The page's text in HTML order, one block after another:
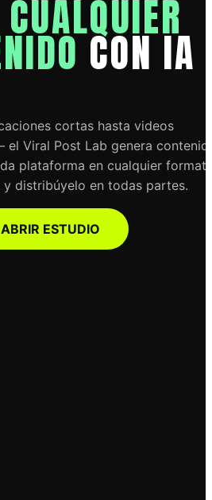
CUALQUIER
CON IA
cortas hasta videos
Viral Post Lab genera
plataforma en cualquier
y distribúyelo en todas partes.
ABRIR ESTUDIO